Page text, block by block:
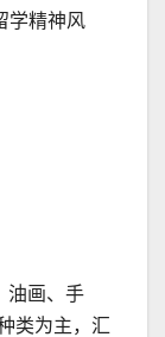
学精神风
油画、手
类为主，汇